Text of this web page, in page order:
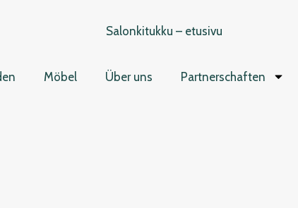
Möbel Über uns Partnerschaften